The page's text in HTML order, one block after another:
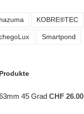
Inazuma KOBRE®TEC
Smartpond
45 Grad CHF 26.00